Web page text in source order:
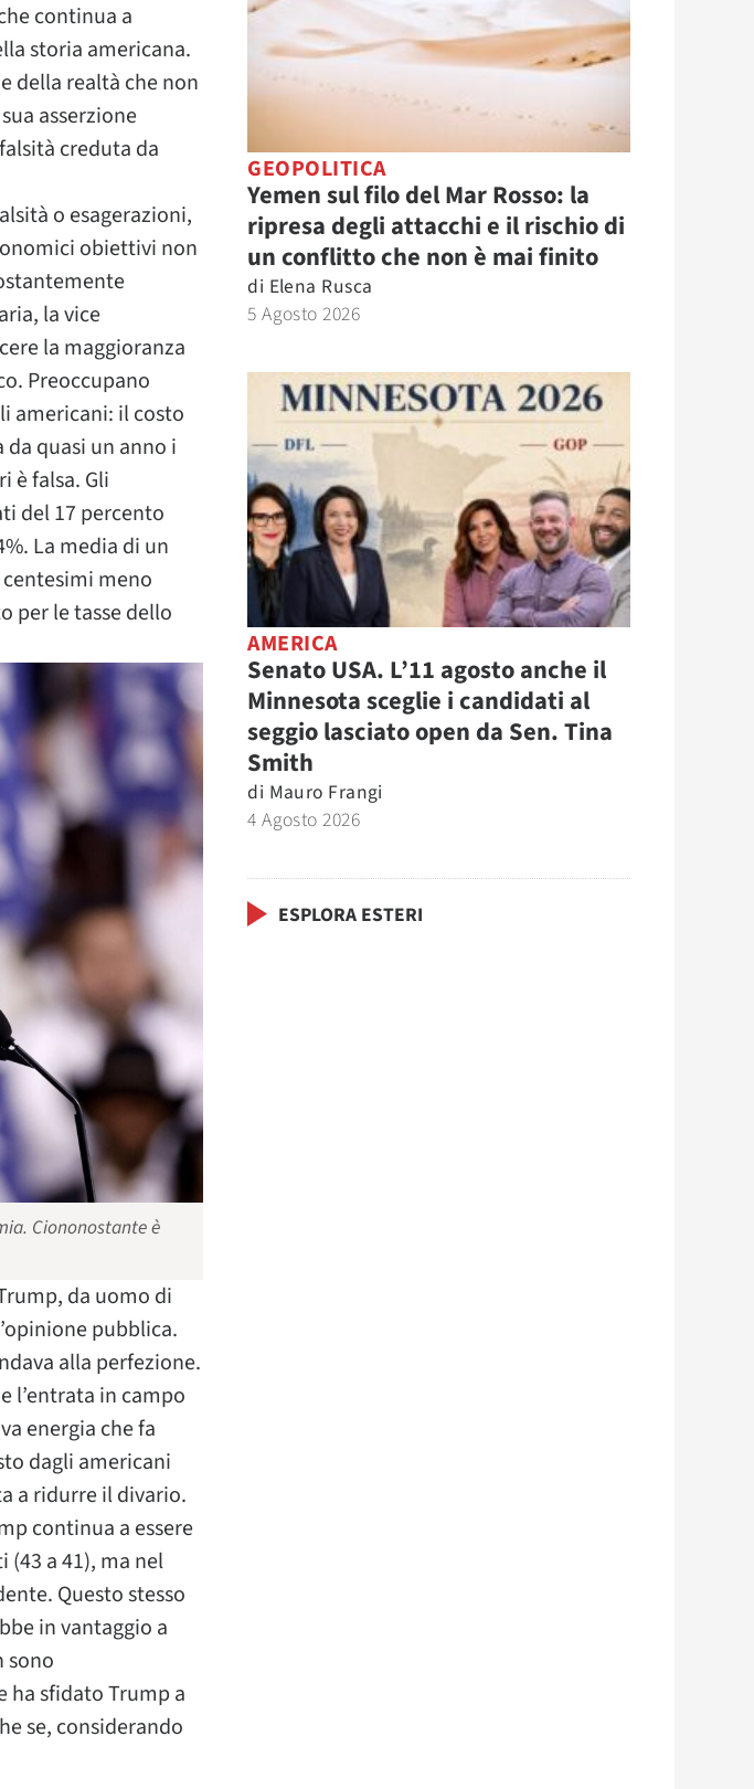
continua a
storia americana.
della realtà che non
asserzione
creduta da
o esagerazioni,
obiettivi non
la vice
la maggioranza
Preoccupano
americani: il costo
quasi un anno i
è falsa. Gli
del 17 percento
La media di un
meno
per le tasse dello
Ciononostante è
da uomo di
pubblica.
alla perfezione.
l’entrata in campo
energia che fa
dagli americani
a ridurre il divario.
continua a essere
a 41), ma nel
Questo stesso
in vantaggio a
sono
ha sfidato Trump a
se, considerando
GEOPOLITICA
Yemen sul filo del Mar Rosso: la
ripresa degli attacchi e il rischio di
un conflitto che non è mai finito
di Elena Rusca
5 Agosto 2026
AMERICA
Senato USA. L’11 agosto anche il
Minnesota sceglie i candidati al
seggio lasciato open da Sen. Tina
Smith
di Mauro Frangi
4 Agosto 2026
ESPLORA ESTERI